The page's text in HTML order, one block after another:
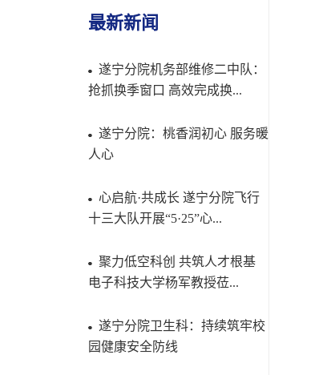
最新新闻
遂宁分院机务部维修二中队：
抢抓换季窗口 高效完成换...
遂宁分院：桃香润初心 服务暖
人心
心启航·共成长 遂宁分院飞行
十三大队开展“5·25”心...
聚力低空科创 共筑人才根基
电子科技大学杨军教授莅...
遂宁分院卫生科：持续筑牢校
园健康安全防线